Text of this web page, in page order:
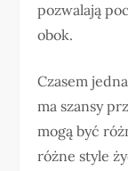
pozwalają
obok.
Czasem
ma szansy
mogą być
różne style